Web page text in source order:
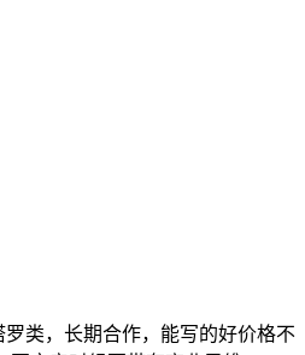
类，长期合作，能写的好价格不